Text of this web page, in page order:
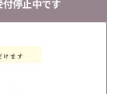
付停止中です